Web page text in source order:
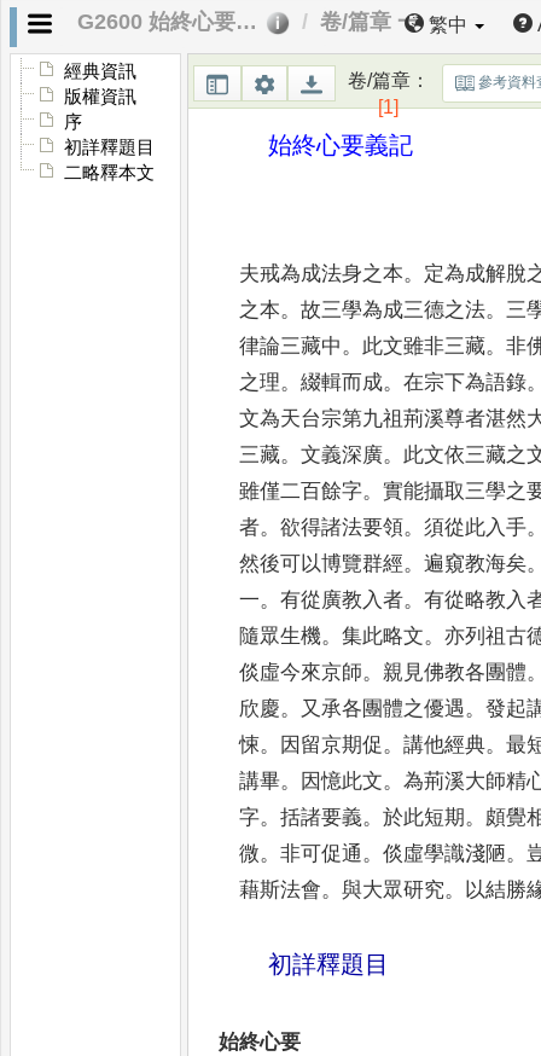
G2600 始終心要義記 卷/篇章 一 繁中
經典資訊
版權資訊
序
初詳釋題目
二略釋本文
卷/篇章：
[1]
參考資料
始終心要義記
夫戒為成法身之本。 定為成解脫
之本。故三學為成三德之法。三
律論三藏中。 此文雖非三藏。非
之理。綴輯而成。在宗下為語錄
文為天台宗第九祖荊溪尊者湛然
三藏。文義深廣。 此文依三藏之
雖僅二百餘字。實能攝取三學之
者。欲得諸法要領。須從此入手
然後可以博覽群經。遍窺教海矣
一。有從廣教入者。有從略教入
隨眾生機。集此略文。亦列祖古
倓虛今來京師。親見佛教各團體
欣慶。 又承各團體之優遇。發起
悚。 因留京期促。講他經典。最
講畢。 因憶此文。為荊溪大師精
字。括諸要義。於此短期。 頗覺
微。非可促通。倓虛學識淺陋。
藉斯法會。與大眾研究。 以結勝
初詳釋題目
始終心要